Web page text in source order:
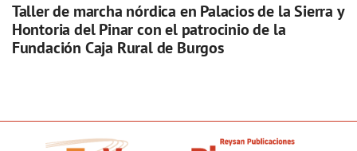
Taller de marcha nórdica en Palacios de la Sierra y
Hontoria del Pinar con el patrocinio de la
Fundación Caja Rural de Burgos